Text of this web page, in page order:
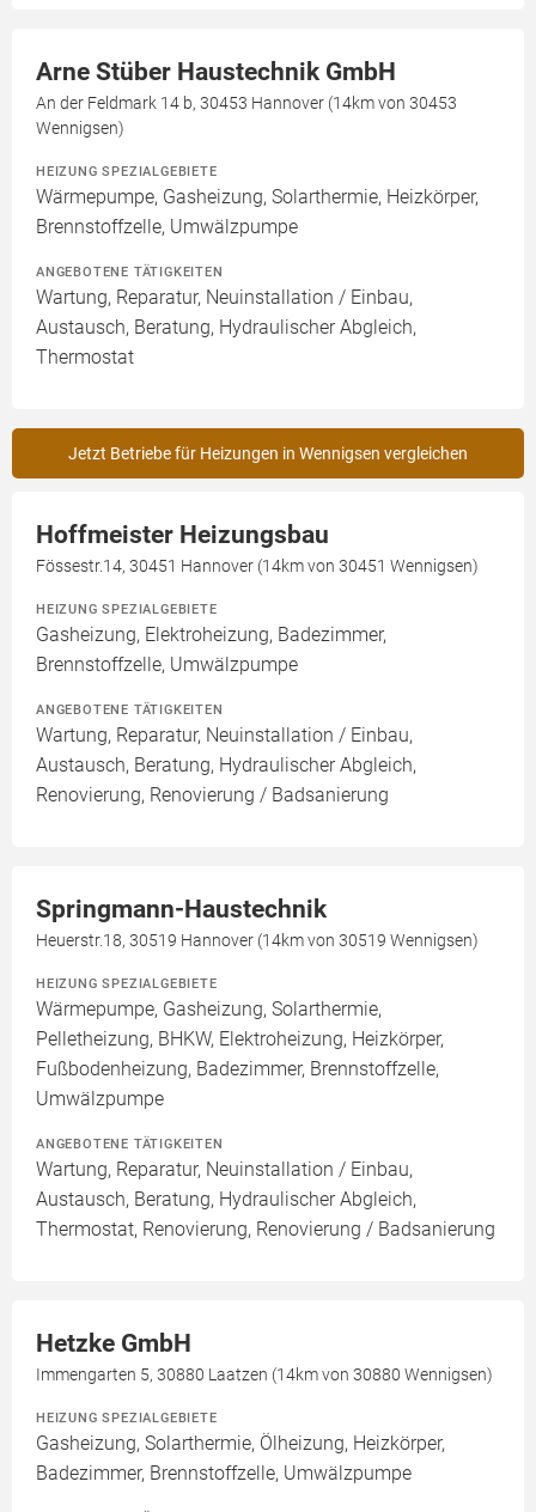
Arne Stüber Haustechnik GmbH
An der Feldmark 14 b, 30453 Hannover (14km von 30453
Wennigsen)
HEIZUNG SPEZIALGEBIETE
Wärmepumpe, Gasheizung, Solarthermie, Heizkörper,
Brennstoffzelle, Umwälzpumpe
ANGEBOTENE TÄTIGKEITEN
Wartung, Reparatur, Neuinstallation / Einbau,
Austausch, Beratung, Hydraulischer Abgleich,
Thermostat
Jetzt Betriebe für Heizungen in Wennigsen vergleichen
Hoffmeister Heizungsbau
Fössestr.14, 30451 Hannover (14km von 30451 Wennigsen)
HEIZUNG SPEZIALGEBIETE
Gasheizung, Elektroheizung, Badezimmer,
Brennstoffzelle, Umwälzpumpe
ANGEBOTENE TÄTIGKEITEN
Wartung, Reparatur, Neuinstallation / Einbau,
Austausch, Beratung, Hydraulischer Abgleich,
Renovierung, Renovierung / Badsanierung
Springmann-Haustechnik
Heuerstr.18, 30519 Hannover (14km von 30519 Wennigsen)
HEIZUNG SPEZIALGEBIETE
Wärmepumpe, Gasheizung, Solarthermie,
Pelletheizung, BHKW, Elektroheizung, Heizkörper,
Fußbodenheizung, Badezimmer, Brennstoffzelle,
Umwälzpumpe
ANGEBOTENE TÄTIGKEITEN
Wartung, Reparatur, Neuinstallation / Einbau,
Austausch, Beratung, Hydraulischer Abgleich,
Thermostat, Renovierung, Renovierung / Badsanierung
Hetzke GmbH
Immengarten 5, 30880 Laatzen (14km von 30880 Wennigsen)
HEIZUNG SPEZIALGEBIETE
Gasheizung, Solarthermie, Ölheizung, Heizkörper,
Badezimmer, Brennstoffzelle, Umwälzpumpe